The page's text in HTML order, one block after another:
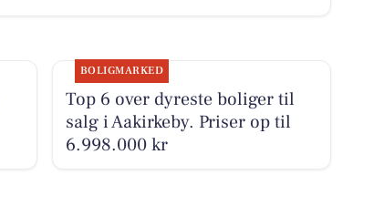
BOLIGMARKED
Top 6 over dyreste boliger til
salg i Aakirkeby. Priser op til
6.998.000 kr